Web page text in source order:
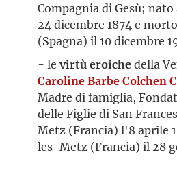
Compagnia di Gesù;
24 dicembre 1874 e
(Spagna) il 10 dicembre
- le virtù eroichedella
Caroline Barbe Colchen
Madre di famiglia,
delle Figlie di San
Metz (Francia) l'8 aprile
les-Metz (Francia) il 28